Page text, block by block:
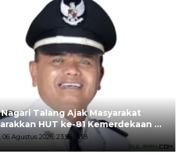
Talang Ajak Masyarakat
HUT ke-81 Kemerdekaan RI
Mengibarkan Bendera Merah
06 Agustus 2026, 23:56 WIB